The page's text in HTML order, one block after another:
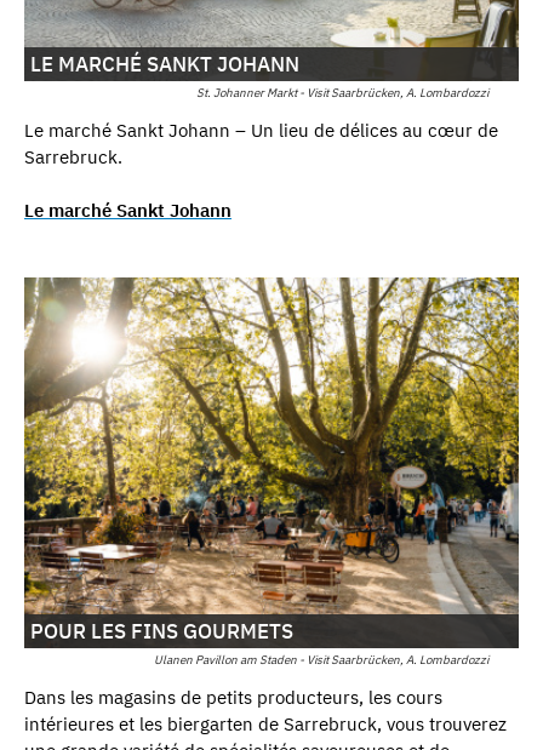
St. Johanner Markt - Visit Saarbrücken, A. Lombardozzi
LE MARCHÉ SANKT JOHANN
Le marché Sankt Johann – Un lieu de délices au cœur de
Sarrebruck.
Le marché Sankt Johann
Ulanen Pavillon am Staden - Visit Saarbrücken, A. Lombardozzi
POUR LES FINS GOURMETS
Dans les magasins de petits producteurs, les cours
intérieures et les biergarten de Sarrebruck, vous trouverez